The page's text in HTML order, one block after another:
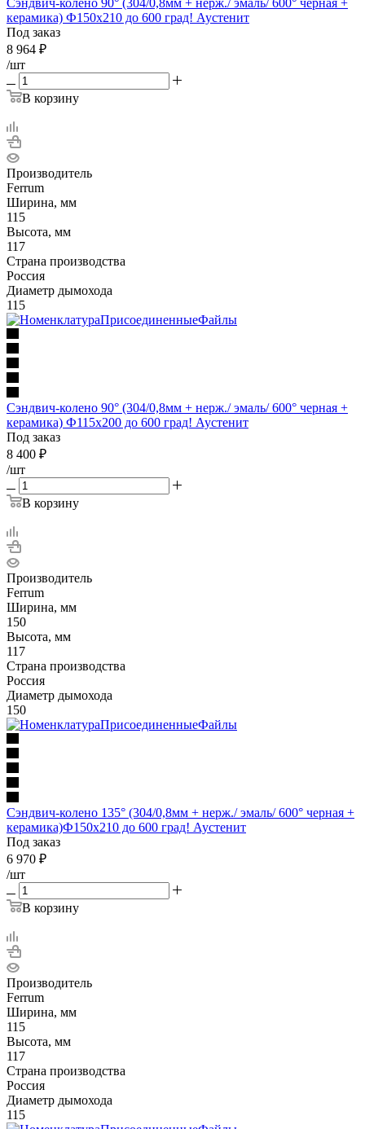
керамика) Ф150х210 до 600 град! Аустенит
Под заказ
8 964 ₽
/шт
В корзину
Производитель
Ferrum
Ширина, мм
115
Высота, мм
117
Страна производства
Россия
Диаметр дымохода
115
Сэндвич-колено 90° (304/0,8мм + нерж./ эмаль/ 600° черная +
керамика) Ф115х200 до 600 град! Аустенит
Под заказ
8 400 ₽
/шт
В корзину
Производитель
Ferrum
Ширина, мм
150
Высота, мм
117
Страна производства
Россия
Диаметр дымохода
150
Сэндвич-колено 135° (304/0,8мм + нерж./ эмаль/ 600° черная +
керамика)Ф150х210 до 600 град! Аустенит
Под заказ
6 970 ₽
/шт
В корзину
Производитель
Ferrum
Ширина, мм
115
Высота, мм
117
Страна производства
Россия
Диаметр дымохода
115